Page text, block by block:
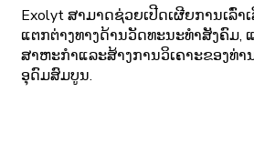
Exolyt ສາມາດຊ່ວຍເປີດເຜີຍການເລົ່າ
ແຕກຕ່າງທາງດ້ານວັດທະນະທໍາສັງຄົມ,
ສາຫະກໍາແລະສ້າງການວິເຄາະຂອງທ່
ອຸດົມສົມບູນ.